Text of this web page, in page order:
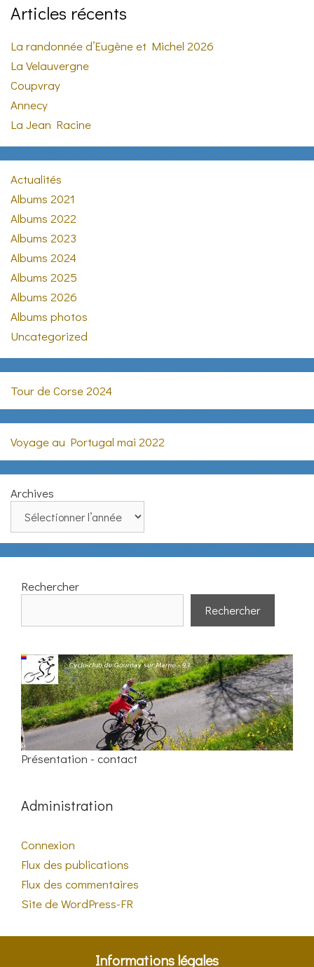
Articles récents
La randonnée d’Eugène et Michel 2026
La Velauvergne
Coupvray
Annecy
La Jean Racine
Actualités
Albums 2021
Albums 2022
Albums 2023
Albums 2024
Albums 2025
Albums 2026
Albums photos
Uncategorized
Tour de Corse 2024
Voyage au Portugal mai 2022
Archives
Rechercher
Rechercher
Présentation - contact
Administration
Connexion
Flux des publications
Flux des commentaires
Site de WordPress-FR
Informations légales